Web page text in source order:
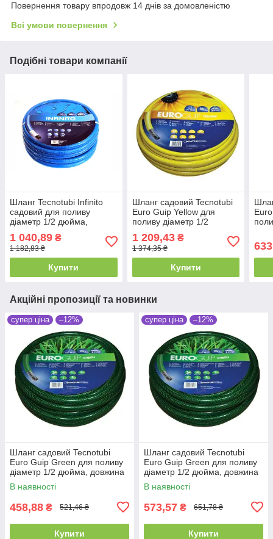
Повернення товару впродовж 14 днів за домовленістю
Всі умови повернення
Подібні товари компанії
Шланг Tecnotubi Infinito
садовий для поливу
діаметр 1/2 дюйма,
1 040,89 ₴
1 182,83 ₴
Купити
Шланг садовий Tecnotubi
Euro Guip Yellow для
поливу діаметр 1/2
(EGY 1/2 50)
1 209,43₴
1 374,35 ₴
Купити
Акційні пропозиції та новинки
супер ціна –12%
Шланг садовий Tecnotubi
Euro Guip Green для поливу
діаметр 1/2 дюйма, довжина
20 м (EGG 1/2 20)
В наявності
458,88 ₴ 521,46 ₴
Купити
супер ціна –12%
Шланг садовий Tecnotubi
Euro Guip Green для поливу
діаметр 1/2 дюйма, довжина
25 м (EGG 1/2 25)
В наявності
573,57 ₴ 651,78 ₴
Купити